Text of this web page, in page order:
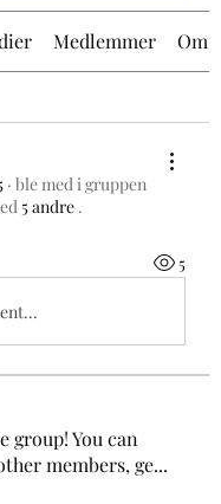
Medlemmer Om
· ble med i gruppen
5 andre .
5
group! You can
members, ge...